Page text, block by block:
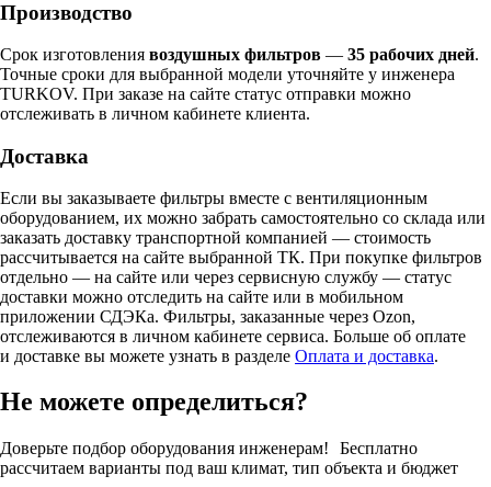
Производство
Срок изготовления воздушных фильтров — 35 рабочих дней.
Точные сроки для выбранной модели уточняйте у инженера
TURKOV. При заказе на сайте статус отправки можно
отслеживать в личном кабинете клиента.
Доставка
Если вы заказываете фильтры вместе с вентиляционным
оборудованием, их можно забрать самостоятельно со склада или
заказать доставку транспортной компанией — стоимость
рассчитывается на сайте выбранной ТК. При покупке фильтров
отдельно — на сайте или через сервисную службу — статус
доставки можно отследить на сайте или в мобильном
приложении СДЭКа. Фильтры, заказанные через Ozon,
отслеживаются в личном кабинете сервиса. Больше об оплате
и доставке вы можете узнать в разделе Оплата и доставка.
Не можете определиться?
Доверьте подбор оборудования инженерам! Бесплатно
рассчитаем варианты под ваш климат, тип объекта и бюджет